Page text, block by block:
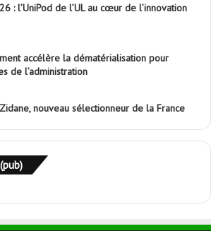
: l’UniPod de l’UL au cœur de l’innovation
accélère la dématérialisation pour
de l’administration
nouveau sélectionneur de la France